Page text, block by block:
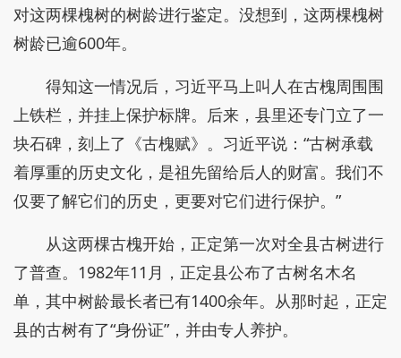
对这两棵槐树的树龄进行鉴定。没想到，这两棵槐树
树龄已逾600年。
得知这一情况后，习近平马上叫人在古槐周围围
上铁栏，并挂上保护标牌。后来，县里还专门立了一
块石碑，刻上了《古槐赋》。习近平说：“古树承载
着厚重的历史文化，是祖先留给后人的财富。我们不
仅要了解它们的历史，更要对它们进行保护。”
从这两棵古槐开始，正定第一次对全县古树进行
了普查。1982年11月，正定县公布了古树名木名
单，其中树龄最长者已有1400余年。从那时起，正定
县的古树有了“身份证”，并由专人养护。